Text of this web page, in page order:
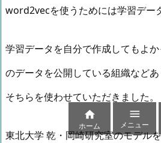
word2vecを使うためには学習デー
学習データを自分で作成してもよ
のデータを公開している組織など
そちらを使わせていただきました。
東北大学 乾・岡崎研究室のモデル

ホーム

メニュー